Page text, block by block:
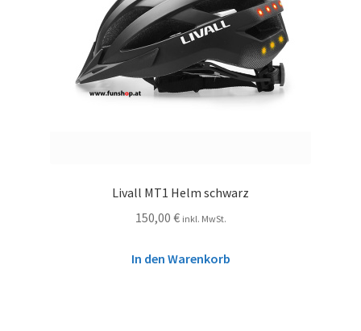
Livall MT1 Helm schwarz
150,00 € inkl. MwSt.
In den Warenkorb